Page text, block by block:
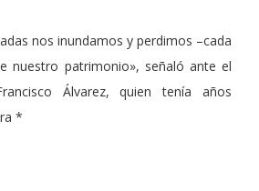
nos inundamos y perdimos –cada
nuestro patrimonio», señaló ante el
Álvarez, quien tenía años
*